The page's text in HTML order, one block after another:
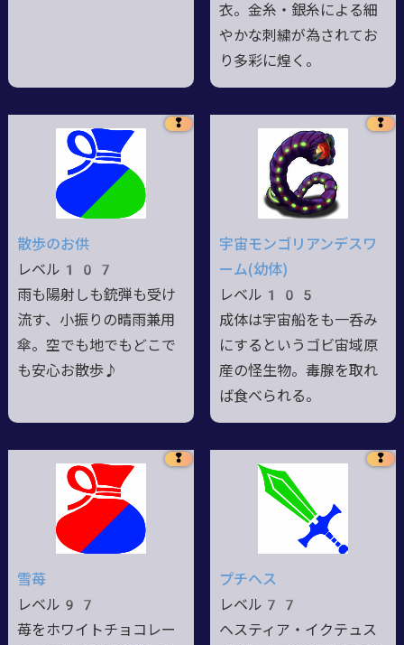
衣。金糸・銀糸による細
やかな刺繍が為されてお
り多彩に煌く。
❢
散歩のお供
レベル107
雨も陽射しも銃弾も受け
流す、小振りの晴雨兼用
傘。空でも地でもどこで
も安心お散歩♪
❢
宇宙モンゴリアンデスワ
ーム(幼体)
レベル105
成体は宇宙船をも一呑み
にするというゴビ宙域原
産の怪生物。毒腺を取れ
ば食べられる。
❢
雪苺
レベル97
苺をホワイトチョコレー
❢
プチヘス
レベル77
ヘスティア・イクテュス